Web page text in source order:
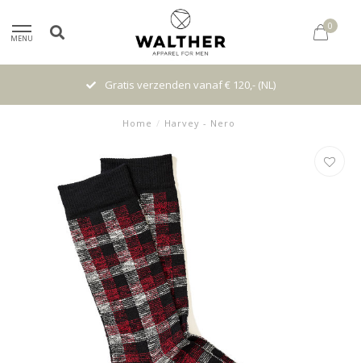
MENU
0
Gratis verzenden vanaf € 120,- (NL)
Home / Harvey - Nero